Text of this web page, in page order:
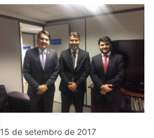
15 de setembro de 2017